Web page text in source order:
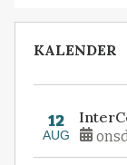
KALENDER
12
AUG